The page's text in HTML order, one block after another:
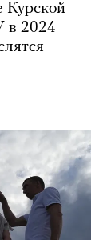
Курской
в 2024